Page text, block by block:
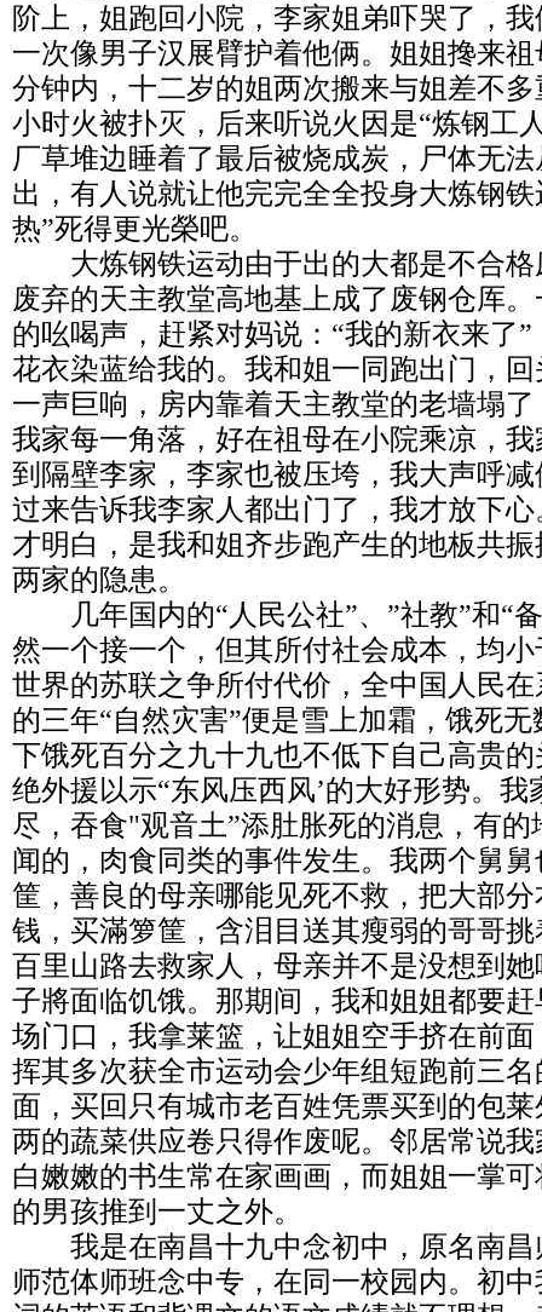
阶上，姐跑回小院，李家姐弟吓哭了，
一次像男子汉展臂护着他俩。姐姐搀来
分钟内，十二岁的姐两次搬来与姐差不
小时火被扑灭，后来听说火因是“炼钢工
厂草堆边睡着了最后被烧成炭，尸体无
出，有人说就让他完完全全投身大炼钢
热”死得更光榮吧。
大炼钢铁运动由于出的大都是不合格
废弃的天主教堂高地基上成了废钢仓厍
的吆喝声，赶紧对妈说：“我的新衣来了
花衣染蓝给我的。我和姐一同跑出门，
一声巨响，房内靠着天主教堂的老墙塌
我家每一角落，好在祖母在小院乘凉，
到隔壁李家，李家也被压垮，我大声呼
过来告诉我李家人都出门了，我才放下
才明白，是我和姐齐步跑产生的地板共
两家的隐患。
几年国内的“人民公社”、”社教”和“
然一个接一个，但其所付社会成本，均
世界的苏联之争所付代价，全中国人民
的三年“自然灾害”便是雪上加霜，饿死
下饿死百分之九十九也不低下自己高贵
绝外援以示“东风压西风’的大好形势。
尽，吞食"观音土”添肚胀死的消息，有
闻的，肉食同类的事件发生。我两个舅
筐，善良的母亲哪能见死不救，把大部
钱，买滿箩筐，含泪目送其瘦弱的哥哥
百里山路去救家人，母亲并不是没想到
子將面临饥饿。那期间，我和姐姐都要
场门口，我拿莱篮，让姐姐空手挤在前
挥其多次获全市运动会少年组短跑前三
面，买回只有城市老百姓凭票买到的包
两的蔬菜供应卷只得作废呢。邻居常说
白嫩嫩的书生常在家画画，而姐姐一掌
的男孩推到一丈之外。
我是在南昌十九中念初中，原名南昌
师范体师班念中专，在同一校园内。初